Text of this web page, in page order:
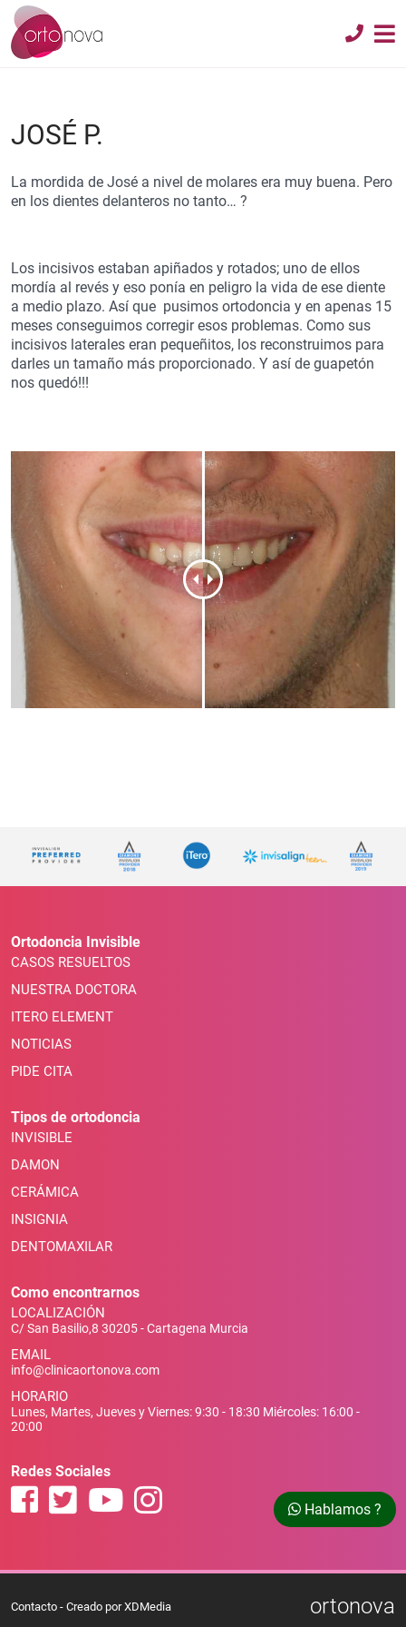
JOSÉ P.
La mordida de José a nivel de molares era muy buena. Pero
en los dientes delanteros no tanto… ?
Los incisivos estaban apiñados y rotados; uno de ellos
mordía al revés y eso ponía en peligro la vida de ese diente
a medio plazo. Así que pusimos ortodoncia y en apenas 15
meses conseguimos corregir esos problemas. Como sus
incisivos laterales eran pequeñitos, los reconstruimos para
darles un tamaño más proporcionado. Y así de guapetón
nos quedó!!!
Ortodoncia Invisible
CASOS RESUELTOS
NUESTRA DOCTORA
ITERO ELEMENT
NOTICIAS
PIDE CITA
Tipos de ortodoncia
INVISIBLE
DAMON
CERÁMICA
INSIGNIA
DENTOMAXILAR
Como encontrarnos
LOCALIZACIÓN
C/ San Basilio,8 30205 - Cartagena Murcia
EMAIL
info@clinicaortonova.com
HORARIO
Lunes, Martes, Jueves y Viernes: 9:30 - 18:30 Miércoles: 16:00 -
20:00
Redes Sociales
Contacto - Creado porXDMedia ortonova
Hablamos ?